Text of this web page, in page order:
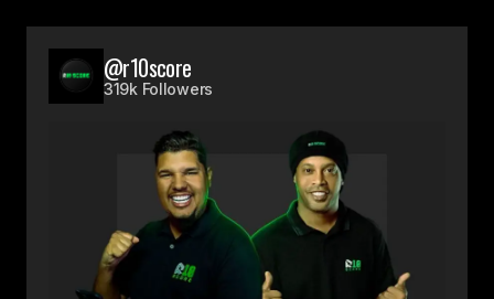
@r10score
319k Followers